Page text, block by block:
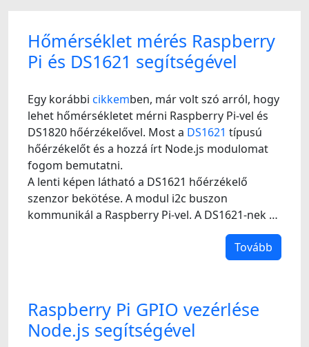
Hőmérséklet mérés Raspberry
Pi és DS1621 segítségével
Egy korábbi cikkemben, már volt szó arról, hogy
lehet hőmérsékletet mérni Raspberry Pi-vel és
DS1820 hőérzékelővel. Most a DS1621 típusú
hőérzékelőt és a hozzá írt Node.js modulomat
fogom bemutatni.
A lenti képen látható a DS1621 hőérzékelő
szenzor bekötése. A modul i2c buszon
kommunikál a Raspberry Pi-vel. A DS1621-nek …
Tovább
Raspberry Pi GPIO vezérlése
Node.js segítségével